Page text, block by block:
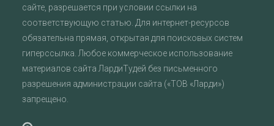
сайте, разрешается при условии ссылки на
соответствующую статью. Для интернет-ресурсов
обязательна прямая, открытая для поисковых систем
гиперссылка. Любое коммерческое использование
материалов сайта ЛардиТудей без письменного
разрешения администрации сайта («ТОВ «Ларди»)
запрещено.